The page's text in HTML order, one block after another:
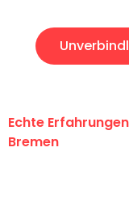
Echte
Bremen